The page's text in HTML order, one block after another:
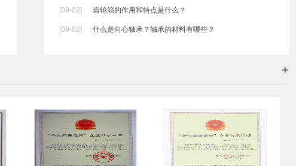
[09-02] 齿轮箱的作用和特点是什么？
[09-02] 什么是向心轴承？轴承的材料有哪些？
+